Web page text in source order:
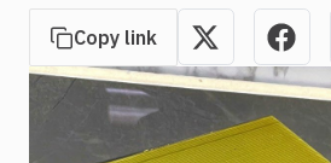
Copy link